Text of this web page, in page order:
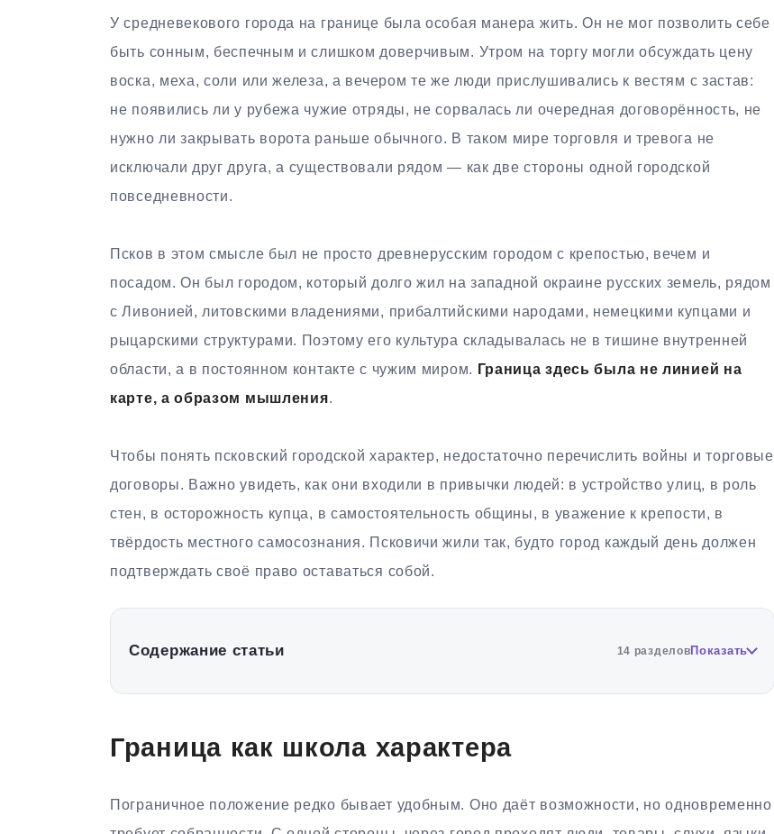
У средневекового города на границе была особая манера жить. Он не мог позволить себе
быть сонным, беспечным и слишком доверчивым. Утром на торгу могли обсуждать цену
воска, меха, соли или железа, а вечером те же люди прислушивались к вестям с застав:
не появились ли у рубежа чужие отряды, не сорвалась ли очередная договорённость, не
нужно ли закрывать ворота раньше обычного. В таком мире торговля и тревога не
исключали друг друга, а существовали рядом — как две стороны одной городской
повседневности.
Псков в этом смысле был не просто древнерусским городом с крепостью, вечем и
посадом. Он был городом, который долго жил на западной окраине русских земель, рядом
с Ливонией, литовскими владениями, прибалтийскими народами, немецкими купцами и
рыцарскими структурами. Поэтому его культура складывалась не в тишине внутренней
области, а в постоянном контакте с чужим миром. Граница здесь была не линией на
карте, а образом мышления.
Чтобы понять псковский городской характер, недостаточно перечислить войны и торговые
договоры. Важно увидеть, как они входили в привычки людей: в устройство улиц, в роль
стен, в осторожность купца, в самостоятельность общины, в уважение к крепости, в
твёрдость местного самосознания. Псковичи жили так, будто город каждый день должен
подтверждать своё право оставаться собой.
Содержание статьи 14 разделовПоказать
Граница как школа характера
Пограничное положение редко бывает удобным. Оно даёт возможности, но одновременно